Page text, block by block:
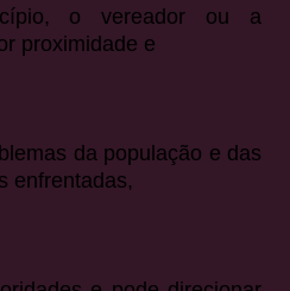
o vereador ou a
proximidade e
da população e das
enfrentadas,